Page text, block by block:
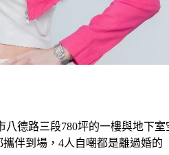
德路三段780坪的一樓與地下
伴到場，4人自嘲都是離過婚